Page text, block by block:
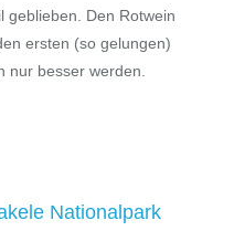
geblieben. Den Rotwein
ersten (so gelungen)
nur besser werden.
Nationalpark